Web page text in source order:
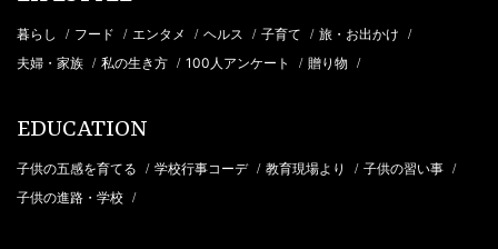
暮らし / フード / エンタメ / ヘルス / 子育て / 旅・お出かけ /
夫婦・家族 / 私の生き方 / 100人アンケート / 贈り物 /
EDUCATION
子供の五感を育てる / 学校行事コーデ / 教育現場より / 子供の習い事 /
子供の進路・学校 /